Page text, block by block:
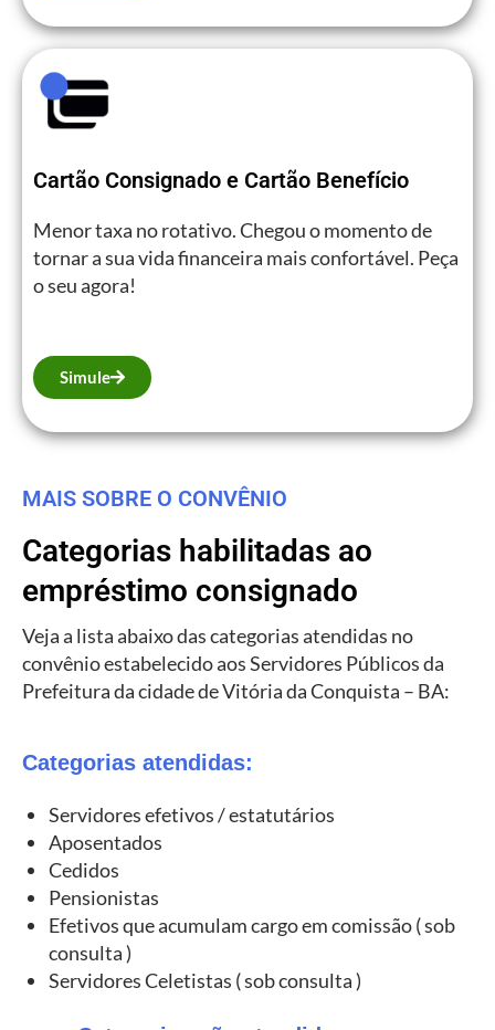
Cartão Consignado e Cartão Benefício
Menor taxa no rotativo. Chegou o momento de
tornar a sua vida financeira mais confortável. Peça
o seu agora!
Simule
MAIS SOBRE O CONVÊNIO
Categorias habilitadas ao
empréstimo consignado
Veja a lista abaixo das categorias atendidas no
convênio estabelecido aos Servidores Públicos da
Prefeitura da cidade de Vitória da Conquista – BA:
Categorias atendidas:
Servidores efetivos / estatutários
Aposentados
Cedidos
Pensionistas
Efetivos que acumulam cargo em comissão ( sob
consulta )
Servidores Celetistas ( sob consulta )